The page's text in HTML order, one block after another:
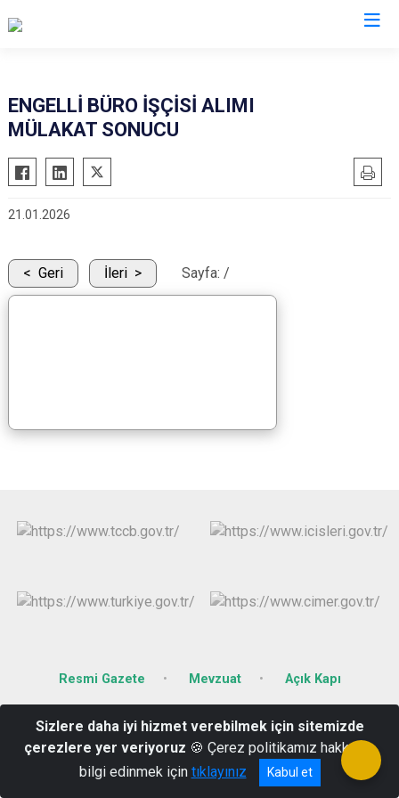
ENGELLİ BÜRO İŞÇİSİ ALIMI
MÜLAKAT SONUCU
21.01.2026
Geri İleri Sayfa: /
Resmi Gazete Mevzuat Açık Kapı
Karacaibrahim Mahallesi Mecidiye Sokak No:67 KIRKLARELİ
0288 214 12 14
Sizlere daha iyi hizmet verebilmek için sitemizde
çerezlere yer veriyoruz 🍪 Çerez politikamız hakkında
bilgi edinmek için tıklayınız Kabul et